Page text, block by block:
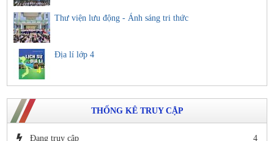
Thư viện lưu động - Ánh sáng tri thức
Địa lí lớp 4
THỐNG KÊ TRUY CẬP
Đang truy cập 4